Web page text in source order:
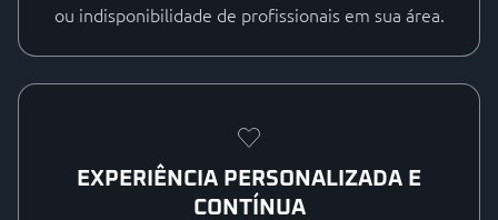
ou indisponibilidade de profissionais em sua área.
EXPERIÊNCIA PERSONALIZADA E
CONTÍNUA